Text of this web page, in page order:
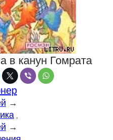
в канун Гомрата
→
→